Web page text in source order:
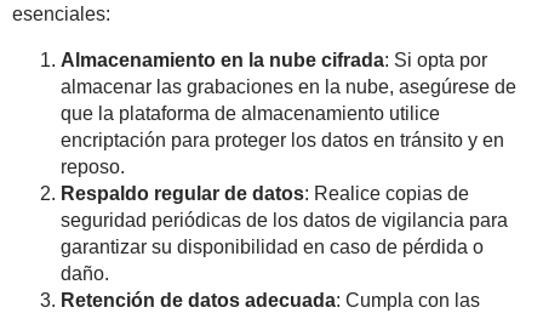
esenciales:
Almacenamiento en la nube cifrada: Si opta por
almacenar las grabaciones en la nube, asegúrese de
que la plataforma de almacenamiento utilice
encriptación para proteger los datos en tránsito y en
reposo.
Respaldo regular de datos: Realice copias de
seguridad periódicas de los datos de vigilancia para
garantizar su disponibilidad en caso de pérdida o
daño.
Retención de datos adecuada: Cumpla con las